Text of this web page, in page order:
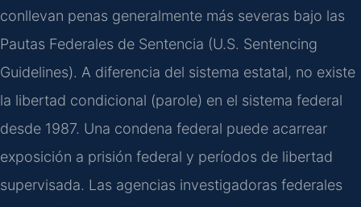
conllevan penas generalmente más severas bajo las
Pautas Federales de Sentencia (U.S. Sentencing
Guidelines). A diferencia del sistema estatal, no existe
la libertad condicional (parole) en el sistema federal
desde 1987. Una condena federal puede acarrear
exposición a prisión federal y períodos de libertad
supervisada. Las agencias investigadoras federales